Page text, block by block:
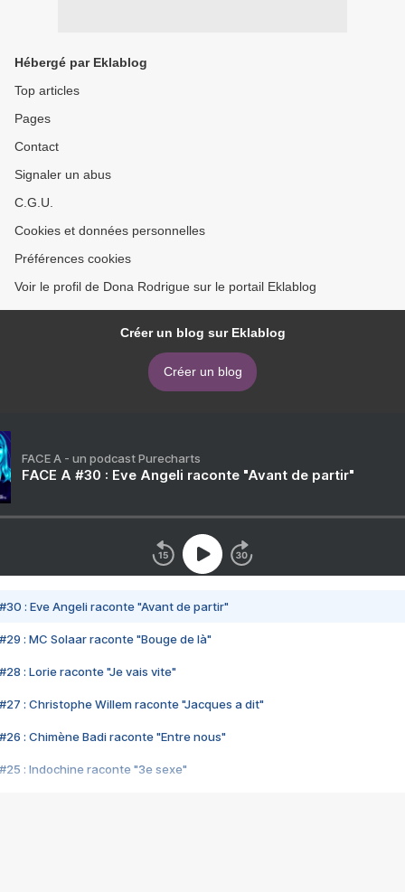
Hébergé par Eklablog
Top articles
Pages
Contact
Signaler un abus
C.G.U.
Cookies et données personnelles
Préférences cookies
Voir le profil de Dona Rodrigue sur le portail Eklablog
Créer un blog sur Eklablog
Créer un blog
FACE A - un podcast Purecharts
FACE A #30 : Eve Angeli raconte "Avant de partir"
#30 : Eve Angeli raconte "Avant de partir"
#29 : MC Solaar raconte "Bouge de là"
#28 : Lorie raconte "Je vais vite"
#27 : Christophe Willem raconte "Jacques a dit"
#26 : Chimène Badi raconte "Entre nous"
#25 : Indochine raconte "3e sexe"